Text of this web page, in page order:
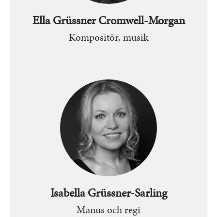
Ella Grüssner Cromwell-Morgan
Kompositör, musik
Isabella Grüssner-Sarling
Manus och regi